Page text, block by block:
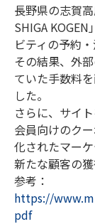
長野県の志賀
SHIGA
ビティの予約
その結果、外
ていた手数料
した。
さらに、サイ
会員向けのク
化されたマー
新たな顧客の獲
参考：
https://
pdf